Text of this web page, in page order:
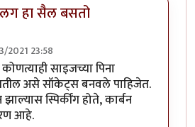
हा सैल बसतो
2021 23:58
निर्णय विचाराधीनby
साइजच्या पिना
असे सॉकेट्स बनवले पाहिजेत.
स्पिर्कींग होते, कार्बन
आहे.